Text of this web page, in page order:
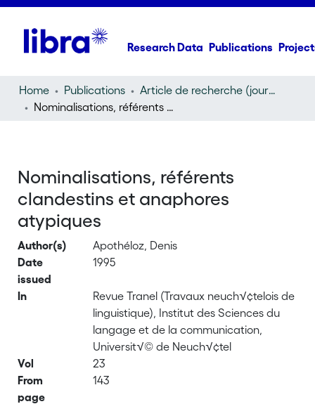
Research Data Publications
Home Publications
Article de recherche (journal article)
Nominalisations, référents clandestins et anaphores atypiques
Nominalisations, référents
clandestins et anaphores
atypiques
Author(s)
Apothéloz, Denis
Date
issued
1995
In
Revue Tranel (Travaux neuch√¢telois de
linguistique), Institut des Sciences du
langage et de la communication,
Universit√© de Neuch√¢tel
Vol
23
From
page
143